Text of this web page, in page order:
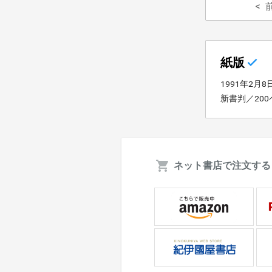
紙版
1991年2月8
新書判／200
ネット書店で注文する